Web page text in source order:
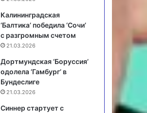
Калининградская
‘Балтика’ победила ‘Сочи’
с разгромным счетом
21.03.2026
Дортмундская ‘Боруссия’
одолела ‘Гамбург’ в
Бундеслиге
21.03.2026
Синнер стартует с